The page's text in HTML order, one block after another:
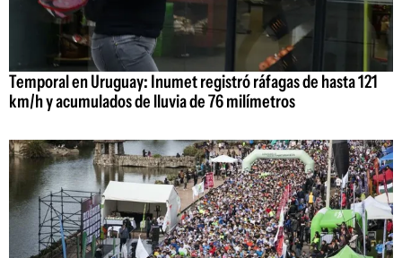
Temporal en Uruguay: Inumet registró ráfagas de hasta 121
km/h y acumulados de lluvia de 76 milímetros